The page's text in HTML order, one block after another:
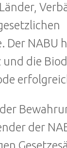
NABU
die
der